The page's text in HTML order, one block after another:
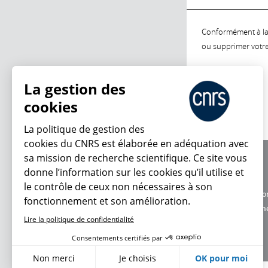
Conformément à
ou supprimer
Charte
Données
La gestion des
cookies
La politique de gestion des
cookies du CNRS est élaborée en adéquation avec
sa mission de recherche scientifique. Ce site vous
donne l’information sur les cookies qu’il utilise et
le contrôle de ceux non nécessaires à son
fonctionnement et son amélioration.
Lire la politique de confidentialité
Consentements certifiés par
Non merci Je choisis OK pour moi